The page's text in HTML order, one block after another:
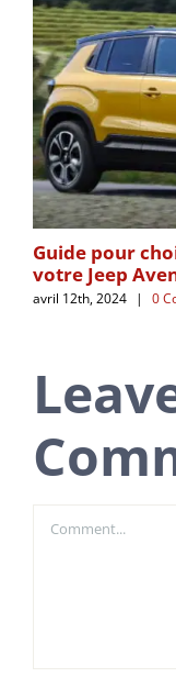
Guide pour
votre Jeep
avril 12th, 2024 | 0
Comment